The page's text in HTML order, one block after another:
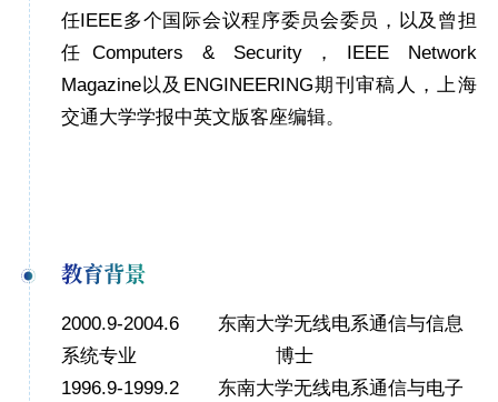
任IEEE多个国际会议程序委员会委员，以及曾担
任Computers & Security， IEEE Network
Magazine以及 ENGINEERING期刊审稿人，上海
交通大学学报中英文版客座编辑。
教育背景
2000.9-2004.6
东南大学无线电系通信与信息
系统专业
博士
1996.9-1999.2 东南大学无线电系通信与电子